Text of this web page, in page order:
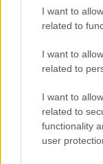
I want to
related to
I want to
related to
I want to
related to
functionality
user
esistono e non
sicure, ma
ricchissimo di
dedicare così
manutenzione
qualche caso